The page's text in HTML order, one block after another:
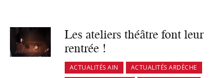
Les ateliers théâtre font leur
rentrée !
ACTUALITÉS AIN
ACTUALITÉS ARDÈCHE